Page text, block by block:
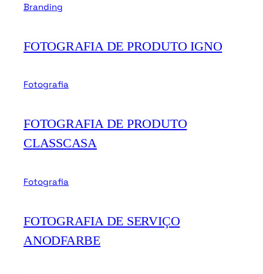
Branding
FOTOGRAFIA DE PRODUTO IGNO
Fotografia
FOTOGRAFIA DE PRODUTO
CLASSCASA
Fotografia
FOTOGRAFIA DE SERVIÇO
ANODFARBE